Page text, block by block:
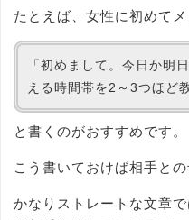
たとえば、女性に初めて
「初めまして。今日か明
える時間帯を2～3つほど
と書くのがおすすめです。
こう書いておけば相手と
かなりストレートな文章